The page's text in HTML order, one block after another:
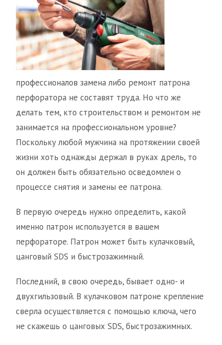
профессионалов замена либо ремонт патрона
перфоратора не составят труда. Но что же
делать тем, кто строительством и ремонтом не
занимается на профессиональном уровне?
Поскольку любой мужчина на протяжении своей
жизни хоть однажды держал в руках дрель, то
он должен быть обязательно осведомлен о
процессе снятия и замены ее патрона.
В первую очередь нужно определить, какой
именно патрон используется в вашем
перфораторе. Патрон может быть кулачковый,
цанговый SDS и быстрозажимный.
Последний, в свою очередь, бывает одно- и
двухгильзовый. В кулачковом патроне крепление
сверла осуществляется с помощью ключа, чего
не скажешь о цанговых SDS, быстрозажимных.